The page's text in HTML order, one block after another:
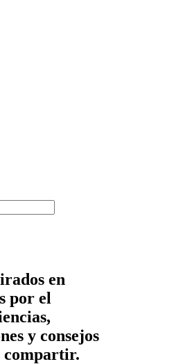
en
por el
y consejos
compartir.